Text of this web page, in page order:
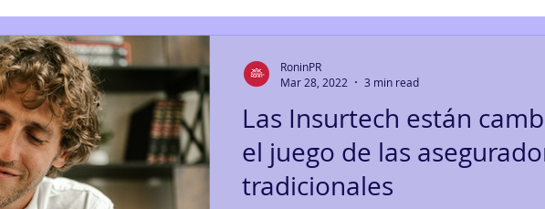
Grupo Ronin
Las Insurtech están
el juego de las
tradicionales
RoninPR
Mar 28, 2022
3 min read